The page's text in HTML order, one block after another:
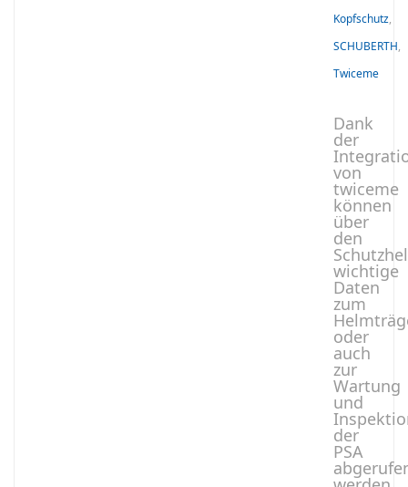
Kopfschutz,
SCHUBERTH,
Twiceme
Dank
der
von
twiceme
können
über
den
wichtige
Daten
zum
oder
auch
zur
Wartung
und
der
PSA